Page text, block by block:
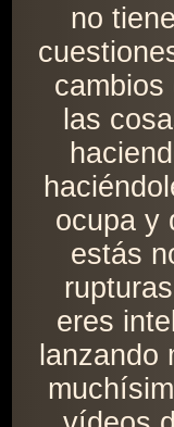
no
cambios
las
ocupa y
estás
eres
lanzando